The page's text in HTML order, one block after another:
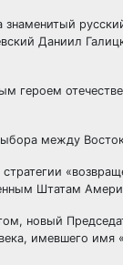
знаменитый
Даниил
героем
между
Штатам
новый
имевшего